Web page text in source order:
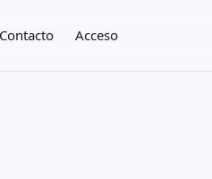
Contacto Acceso